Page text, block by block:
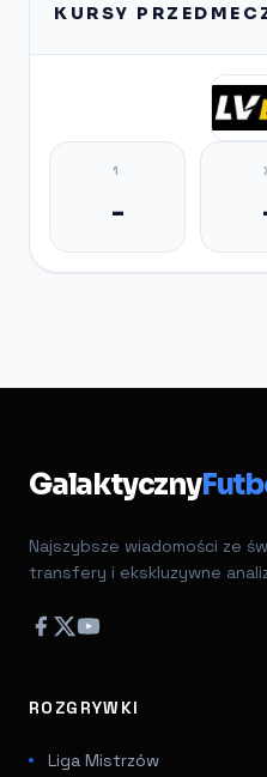
KURSY
1
-
Galaktyczny
Najszybsze wiadomości ze
transfery i ekskluzywne
ROZGRYWKI
Liga Mistrzów